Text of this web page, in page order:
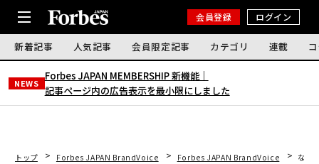
会員登録 ログイン
新着記事 人気記事 会員限定記事 カテゴリ 連載
NEWS
Forbes JAPAN MEMBERSHIP 新機能｜
記事ページ内の広告表示を最小限にしました
トップ Forbes JAPAN BrandVoice Forbes JAPAN BrandVoice なぜ